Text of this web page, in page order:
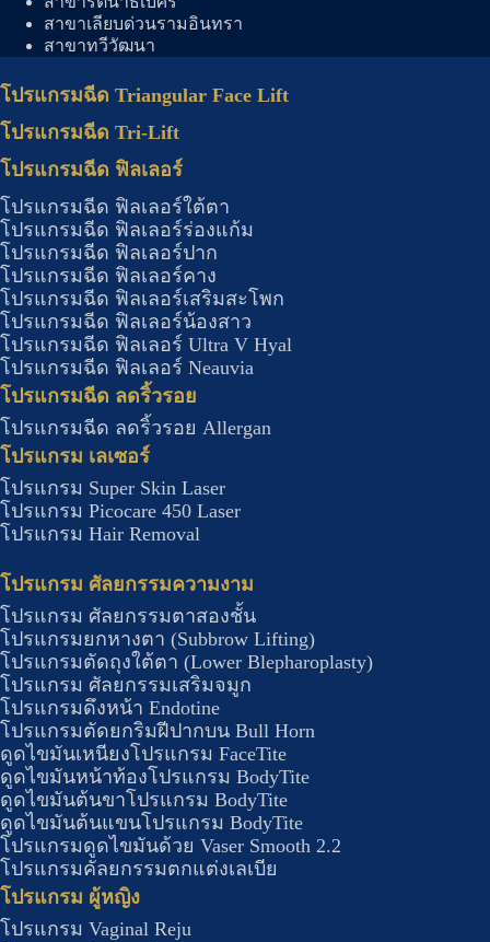
สาขาเลียบด่วนรามอินทรา
สาขาทวีวัฒนา
โปรแกรมฉีด Triangular Face Lift
โปรแกรมฉีด Tri-Lift
โปรแกรมฉีด ฟิลเลอร์
โปรแกรมฉีด ฟิลเลอร์ใต้ตา
โปรแกรมฉีด ฟิลเลอร์ร่องแก้ม
โปรแกรมฉีด ฟิลเลอร์ปาก
โปรแกรมฉีด ฟิลเลอร์คาง
โปรแกรมฉีด ฟิลเลอร์เสริมสะโพก
โปรแกรมฉีด ฟิลเลอร์น้องสาว
โปรแกรมฉีด ฟิลเลอร์ Ultra V Hyal
โปรแกรมฉีด ฟิลเลอร์ Neauvia
โปรแกรมฉีด ลดริ้วรอย
โปรแกรมฉีด ลดริ้วรอย Allergan
โปรแกรม เลเซอร์
โปรแกรม Super Skin Laser
โปรแกรม Picocare 450 Laser
โปรแกรม Hair Removal
โปรแกรม ศัลยกรรมความงาม
โปรแกรม ศัลยกรรมตาสองชั้น
โปรแกรมยกหางตา (Subbrow Lifting)
โปรแกรมตัดถุงใต้ตา (Lower Blepharoplasty)
โปรแกรม ศัลยกรรมเสริมจมูก
โปรแกรมดึงหน้า Endotine
โปรแกรมตัดยกริมฝีปากบน Bull Horn
ดูดไขมันเหนียงโปรแกรม FaceTite
ดูดไขมันหน้าท้องโปรแกรม BodyTite
ดูดไขมันต้นขาโปรแกรม BodyTite
ดูดไขมันต้นแขนโปรแกรม BodyTite
โปรแกรมดูดไขมันด้วย Vaser Smooth 2.2
โปรแกรมคัลยกรรมตกแต่งเลเบีย
โปรแกรม ผู้หญิง
โปรแกรม Vaginal Reju